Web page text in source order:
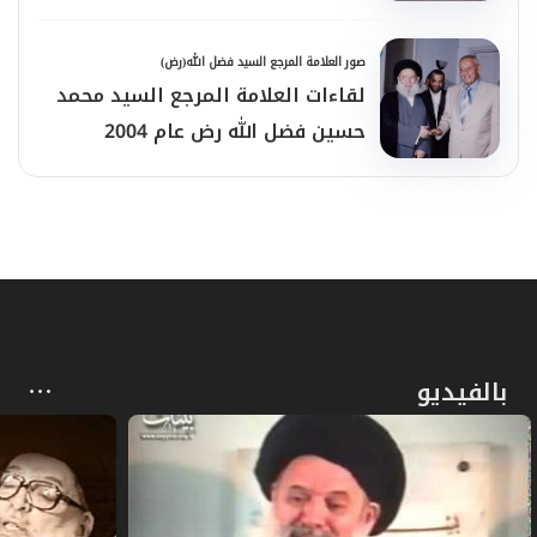
لشريعة الطاغوت والاحتلال.
_ من جهته، أعرب الكاتب والإعلامي السّعودي،
عبد العزيز قاسم، عن تعازيه لرحيل السيّد فضل
صادقاً في عصرنة وإعادة تجديد الكثير من
رحيل فضل الله "خسارة كبرى لعالمنا العربيّ
والإسلاميّ والإنسانيّ". وأضاف في نعيه المرجع
الرّاحل: "كان هبة السّماء لمن كان يبحث عن
صور العلامة المرجع السيد فضل الله(رض)
لقاءات العلامة المرجع السيد محمد
حسين فضل الله رض عام 2004
بالفيديو